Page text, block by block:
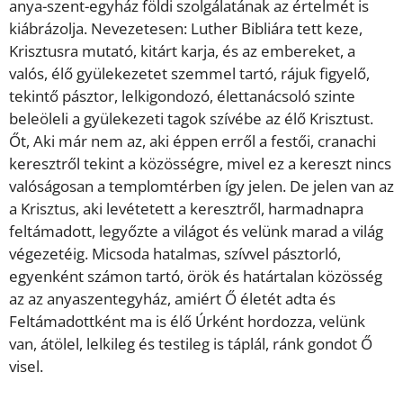
anya-szent-egyház földi szolgálatának az értelmét is
kiábrázolja. Nevezetesen: Luther Bibliára tett keze,
Krisztusra mutató, kitárt karja, és az embereket, a
valós, élő gyülekezetet szemmel tartó, rájuk figyelő,
tekintő pásztor, lelkigondozó, élettanácsoló szinte
beleöleli a gyülekezeti tagok szívébe az élő Krisztust.
Őt, Aki már nem az, aki éppen erről a festői, cranachi
keresztről tekint a közösségre, mivel ez a kereszt nincs
valóságosan a templomtérben így jelen. De jelen van az
a Krisztus, aki levétetett a keresztről, harmadnapra
feltámadott, legyőzte a világot és velünk marad a világ
végezetéig. Micsoda hatalmas, szívvel pásztorló,
egyenként számon tartó, örök és határtalan közösség
az az anyaszentegyház, amiért Ő életét adta és
Feltámadottként ma is élő Úrként hordozza, velünk
van, átölel, lelkileg és testileg is táplál, ránk gondot Ő
visel.